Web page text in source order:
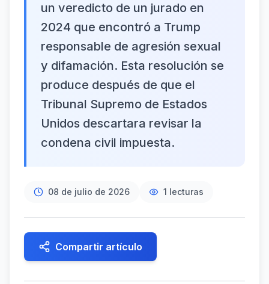
un veredicto de un jurado en
2024 que encontró a Trump
responsable de agresión sexual
y difamación. Esta resolución se
produce después de que el
Tribunal Supremo de Estados
Unidos descartara revisar la
condena civil impuesta.
08 de julio de 2026 1 lecturas
Compartir artículo